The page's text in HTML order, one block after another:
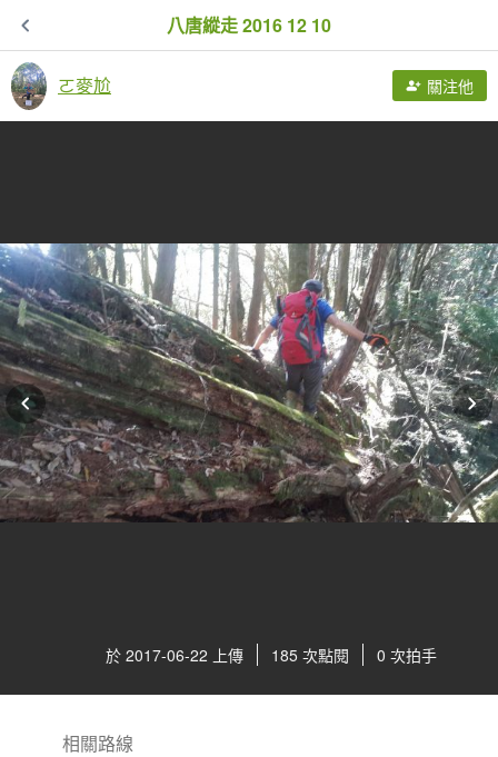
八唐縱走 2016 12 10
ㄛ麥尬 關注他
於 2017-06-22 上傳 185 次點閱 0 次拍手
相關路線